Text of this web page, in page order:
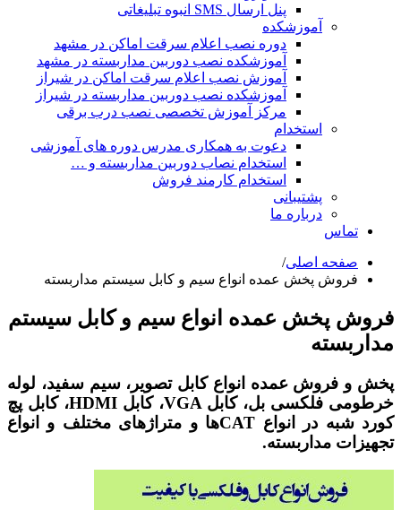
پنل ارسال SMS انبوه تبلیغاتی
آموزشکده
دوره نصب اعلام سرقت اماکن در مشهد
آموزشکده نصب دوربین مداربسته در مشهد
آموزش نصب اعلام سرقت اماکن در شیراز
آموزشکده نصب دوربین مداربسته در شیراز
مرکز آموزش تخصصی نصب درب برقی
استخدام
دعوت به همکاری مدرس دوره های آموزشی
استخدام نصاب دوربین مداربسته و …
استخدام کارمند فروش
پشتیبانی
درباره ما
تماس
صفحه اصلی/
فروش پخش عمده انواع سیم و کابل سیستم مداربسته
فروش پخش عمده انواع سیم و کابل سیستم
مداربسته
پخش و فروش عمده انواع کابل تصویر، سیم سفید، لوله
خرطومی فلکسی بل، کابل VGA، کابل HDMI، کابل پچ
کورد شبه در انواع CATها و متراژهای مختلف و انواع
تجهیزات مداربسته.